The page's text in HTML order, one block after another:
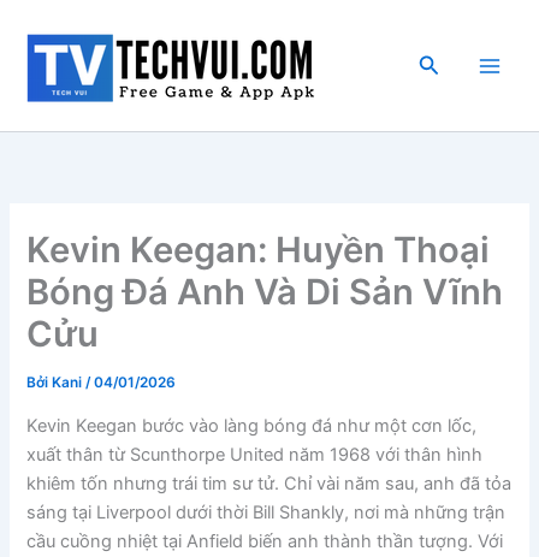
dung
Tìm
Kevin Keegan: Huyền Thoại
Bóng Đá Anh Và Di Sản Vĩnh
Cửu
Bởi Kani/04/01/2026
Kevin Keegan bước vào làng bóng đá như một cơn lốc,
xuất thân từ Scunthorpe United năm 1968 với thân hình
khiêm tốn nhưng trái tim sư tử. Chỉ vài năm sau, anh đã tỏa
sáng tại Liverpool dưới thời Bill Shankly, nơi mà những trận
cầu cuồng nhiệt tại Anfield biến anh thành thần tượng. Với